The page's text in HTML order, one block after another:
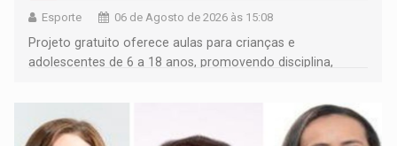
Esporte 06 de Agosto de 2026 às 15:08
Projeto gratuito oferece aulas para crianças e
adolescentes de 6 a 18 anos, promovendo disciplina,